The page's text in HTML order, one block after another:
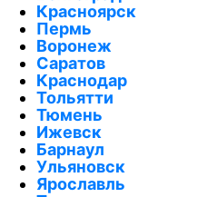
Красноярск
Пермь
Воронеж
Саратов
Краснодар
Тольятти
Тюмень
Ижевск
Барнаул
Ульяновск
Ярославль